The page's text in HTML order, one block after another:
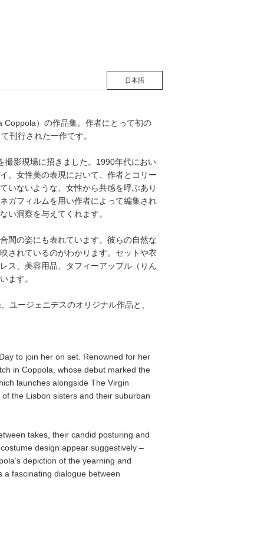
日本語
Coppola）の作品集。作者にとって初の
刊行された一作です。
撮影現場に招きました。1990年代におい
。女性美の表現において、作者とコリー
いないような、女性から共感を呼ぶあり
ガフィルムを用い作者によって編集され
い洞察を与えてくれます。
間の姿にも表れています。彼らの自然な
されているのがわかります。セットや衣
ス、美容用品、タフィーアップル（りん
ます。
ユージェニデスのオリジナル作品と、
to join her on set. Renowned for her
in Coppola, whose debut marked the
launches alongside The Virgin
the Lisbon sisters and their suburban
takes, their candid posturing and
design appear suggestively –
depiction of the yearning and
a fascinating dialogue between